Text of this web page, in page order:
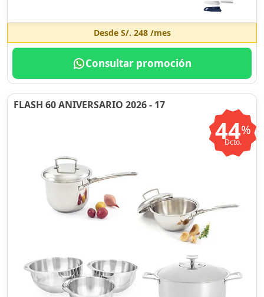
Desde S/. 248/mes
Consultar promoción
FLASH 60 ANIVERSARIO 2026 - 17
44%
Dcto.